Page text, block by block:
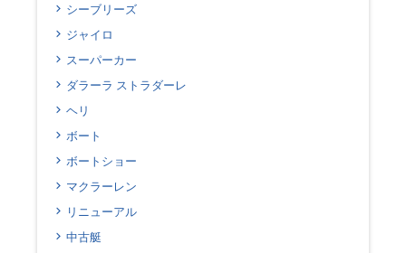
シーブリーズ
ジャイロ
スーパーカー
ダラーラ ストラダーレ
ヘリ
ボート
ボートショー
マクラーレン
リニューアル
中古艇